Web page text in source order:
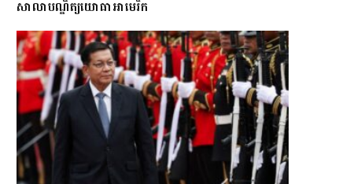
សាលាបណ្ឌិត្យ​យោ​ធា​អាមេរិក